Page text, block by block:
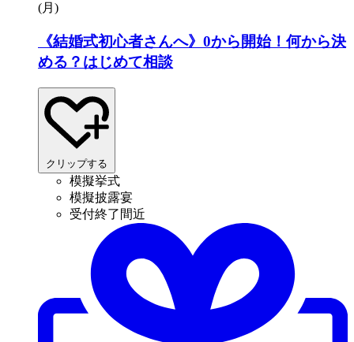
(月 )
《結婚式初心者さんへ》0から開始！何から決
める？はじめて相談
クリップする
模擬挙式
模擬披露宴
受付終了間近